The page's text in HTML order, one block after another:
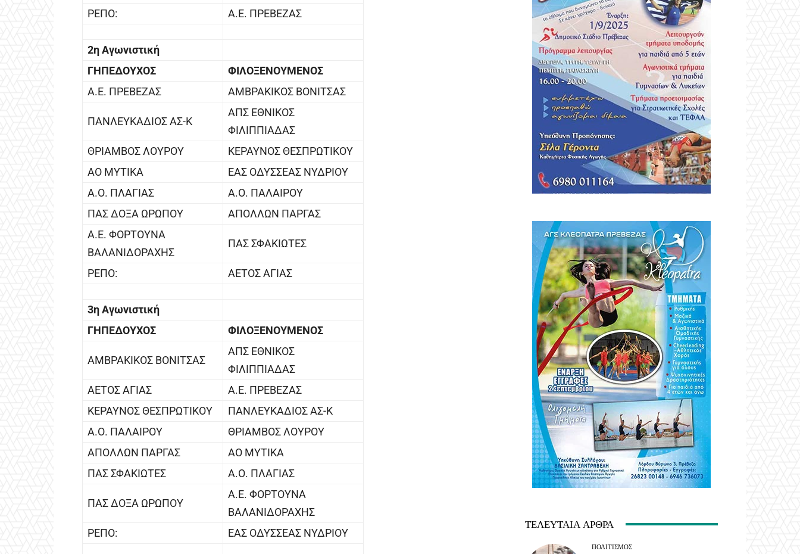
ΡΕΠΟ:
Α.Ε. ΠΡΕΒΕΖΑΣ
2η Αγωνιστική
ΓΗΠΕΔΟΥΧΟΣ
ΦΙΛΟΞΕΝΟΥΜΕΝΟΣ
Α.Ε. ΠΡΕΒΕΖΑΣ
ΑΜΒΡΑΚΙΚΟΣ ΒΟΝΙΤΣΑΣ
ΠΑΝΛΕΥΚΑΔΙΟΣ ΑΣ-Κ
ΑΠΣ ΕΘΝΙΚΟΣ
ΦΙΛΙΠΠΙΑΔΑΣ
ΘΡΙΑΜΒΟΣ ΛΟΥΡΟΥ
ΚΕΡΑΥΝΟΣ ΘΕΣΠΡΩΤΙΚΟΥ
ΑΟ ΜΥΤΙΚΑ
ΕΑΣ ΟΔΥΣΣΕΑΣ ΝΥΔΡΙΟΥ
Α.Ο. ΠΛΑΓΙΑΣ
Α.Ο. ΠΑΛΑΙΡΟΥ
ΠΑΣ ΔΟΞΑ ΩΡΩΠΟΥ
ΑΠΟΛΛΩΝ ΠΑΡΓΑΣ
Α.Ε. ΦΟΡΤΟΥΝΑ
ΒΑΛΑΝΙΔΟΡΑΧΗΣ
ΠΑΣ ΣΦΑΚΙΩΤΕΣ
ΡΕΠΟ: ΑΕΤΟΣ ΑΓΙΑΣ
3η Αγωνιστική
ΓΗΠΕΔΟΥΧΟΣ
ΦΙΛΟΞΕΝΟΥΜΕΝΟΣ
ΑΜΒΡΑΚΙΚΟΣ ΒΟΝΙΤΣΑΣ
ΑΠΣ ΕΘΝΙΚΟΣ
ΦΙΛΙΠΠΙΑΔΑΣ
ΑΕΤΟΣ ΑΓΙΑΣ
Α.Ε. ΠΡΕΒΕΖΑΣ
ΚΕΡΑΥΝΟΣ ΘΕΣΠΡΩΤΙΚΟΥ
ΠΑΝΛΕΥΚΑΔΙΟΣ ΑΣ-Κ
Α.Ο. ΠΑΛΑΙΡΟΥ
ΘΡΙΑΜΒΟΣ ΛΟΥΡΟΥ
ΑΠΟΛΛΩΝ ΠΑΡΓΑΣ
ΑΟ ΜΥΤΙΚΑ
ΠΑΣ ΣΦΑΚΙΩΤΕΣ
Α.Ο. ΠΛΑΓΙΑΣ
ΠΑΣ ΔΟΞΑ ΩΡΩΠΟΥ
Α.Ε. ΦΟΡΤΟΥΝΑ
ΒΑΛΑΝΙΔΟΡΑΧΗΣ
ΡΕΠΟ:
ΕΑΣ ΟΔΥΣΣΕΑΣ ΝΥΔΡΙΟΥ
ΤΕΛΕΥΤΑΊΑ ΆΡΘΡΑ
ΠΟΛΙΤΙΣΜΌΣ